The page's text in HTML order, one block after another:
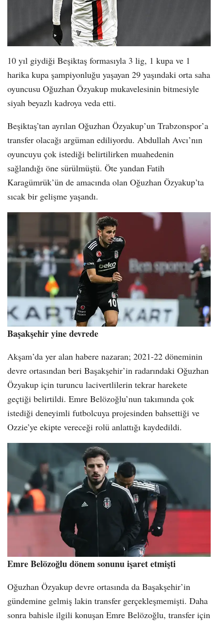
10 yıl giydiği Beşiktaş formasıyla 3 lig, 1 kupa ve 1
harika kupa şampiyonluğu yaşayan 29 yaşındaki orta saha
oyuncusu Oğuzhan Özyakup mukavelesinin bitmesiyle
siyah beyazlı kadroya veda etti.
Beşiktaş’tan ayrılan Oğuzhan Özyakup’un Trabzonspor’a
transfer olacağı argüman ediliyordu. Abdullah Avcı’nın
oyuncuyu çok istediği belirtilirken muahedenin
sağlandığı öne sürülmüştü. Öte yandan Fatih
Karagümrük’ün de amacında olan Oğuzhan Özyakup’ta
sıcak bir gelişme yaşandı.
Başakşehir yine devrede
Akşam’da yer alan habere nazaran; 2021-22 döneminin
devre ortasından beri Başakşehir’in radarındaki Oğuzhan
Özyakup için turuncu lacivertlilerin tekrar harekete
geçtiği belirtildi. Emre Belözoğlu’nun takımında çok
istediği deneyimli futbolcuya projesinden bahsettiği ve
Ozzie’ye ekipte vereceği rolü anlattığı kaydedildi.
Emre Belözoğlu dönem sonunu işaret etmişti
Oğuzhan Özyakup devre ortasında da Başakşehir’in
gündemine gelmiş lakin transfer gerçekleşmemişti. Daha
sonra bahisle ilgili konuşan Emre Belözoğlu, transfer için